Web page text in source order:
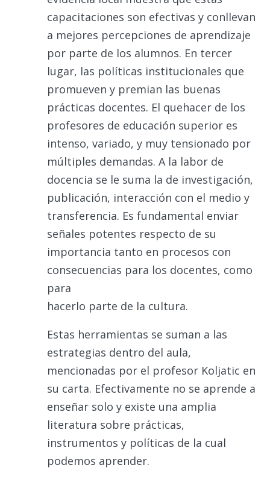
capacitaciones son efectivas y conllevan
a mejores percepciones de aprendizaje
por parte de los alumnos. En tercer
lugar, las políticas institucionales que
promueven y premian las buenas
prácticas docentes. El quehacer de los
profesores de educación superior es
intenso, variado, y muy tensionado por
múltiples demandas. A la labor de
docencia se le suma la de investigación,
publicación, interacción con el medio y
transferencia. Es fundamental enviar
señales potentes respecto de su
importancia tanto en procesos con
consecuencias para los docentes, como
para
hacerlo parte de la cultura.
Estas herramientas se suman a las
estrategias dentro del aula,
mencionadas por el profesor Koljatic en
su carta. Efectivamente no se aprende a
enseñar solo y existe una amplia
literatura sobre prácticas,
instrumentos y políticas de la cual
podemos aprender.